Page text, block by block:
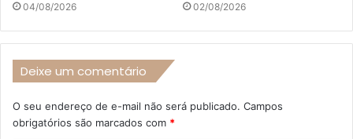
04/08/2026 02/08/2026
Deixe um comentário
O seu endereço de e-mail não será publicado. Campos
obrigatórios são marcados com *